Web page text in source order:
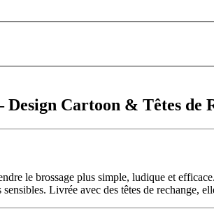
Cartoon & Têtes de
le brossage plus simple, ludique et
Livrée avec des têtes de rechange,